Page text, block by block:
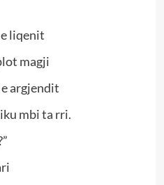
liqenit
magji
argjendit
mbi ta rri.